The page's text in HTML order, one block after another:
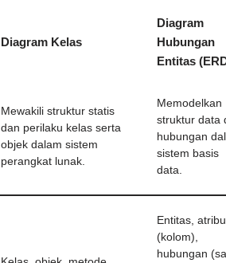
Diagram Kelas
Diagram
Hubungan
Entitas
Mewakili struktur statis
dan perilaku kelas serta
objek dalam sistem
perangkat lunak.
Memodelkan
struktur data
hubungan
sistem basis
data.
Entitas,
(kolom),
hubungan